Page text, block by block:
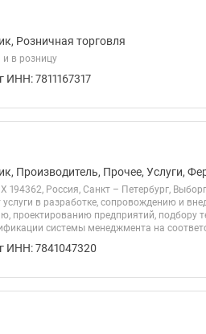
Розничная торговля
в розницу
ИНН: 7811167317
Производитель, Прочее, Услуги,
194362, Россия, Санкт – Петербург,
услуги в разработке, сопровождению и
проектированию предприятий, подбору
системы менеджмента на
ИНН: 7841047320